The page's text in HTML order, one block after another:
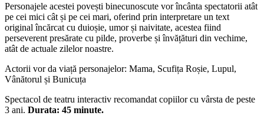
Personajele acestei povești binecunoscute vor încânta spectatorii atât
pe cei mici cât și pe cei mari, oferind prin interpretare un text
original încărcat cu duioșie, umor și naivitate, acestea fiind
perseverent presărate cu pilde, proverbe și învățături din vechime,
atât de actuale zilelor noastre.
Actorii vor da viață personajelor: Mama, Scufița Roșie, Lupul,
Vânătorul și Bunicuța
Spectacol de teatru interactiv recomandat copiilor cu vârsta de peste
3 ani. Durata: 45 minute.